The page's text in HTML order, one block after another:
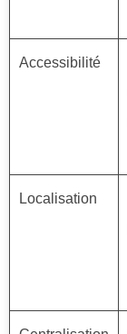
Accessibilité
Localisation